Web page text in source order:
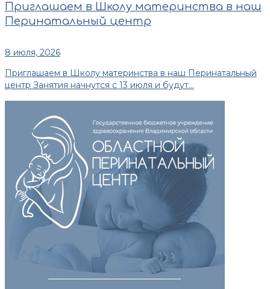
Приглашаем в Школу материнства в наш
Перинатальный центр
8 июля, 2026
Приглашаем в Школу материнства в наш Перинатальный
центр Занятия начнутся с 13 июля и будут...